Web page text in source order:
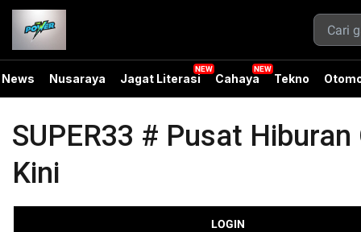
News Nusaraya Jagat Literasi Cahaya Tekno
SUPER33 # Pusat
Kini
LOGIN